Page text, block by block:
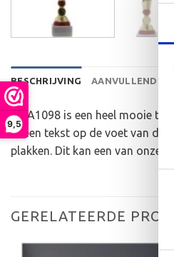
9,5
BESCHRIJVING AANVULLENDE
De A1098 is een heel mooie
er een tekst op de voet van de
plakken. Dit kan een van onze
GERELATEERDE